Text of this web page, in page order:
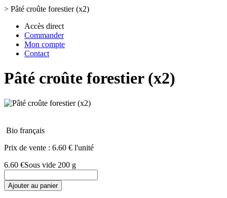
> Pâté croûte forestier (x2)
Accès direct
Commander
Mon compte
Contact
Pâté croûte forestier (x2)
Bio français
Prix de vente : 6.60 € l'unité
6.60 €Sous vide 200 g
Ajouter au panier